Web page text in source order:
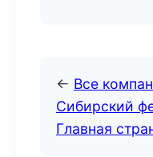
← Все
Сибирский
Главная